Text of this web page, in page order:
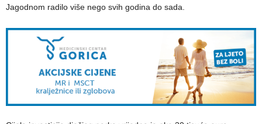
Jagodnom radilo više nego svih godina do sada.